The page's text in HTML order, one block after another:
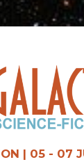
| 05 - 07